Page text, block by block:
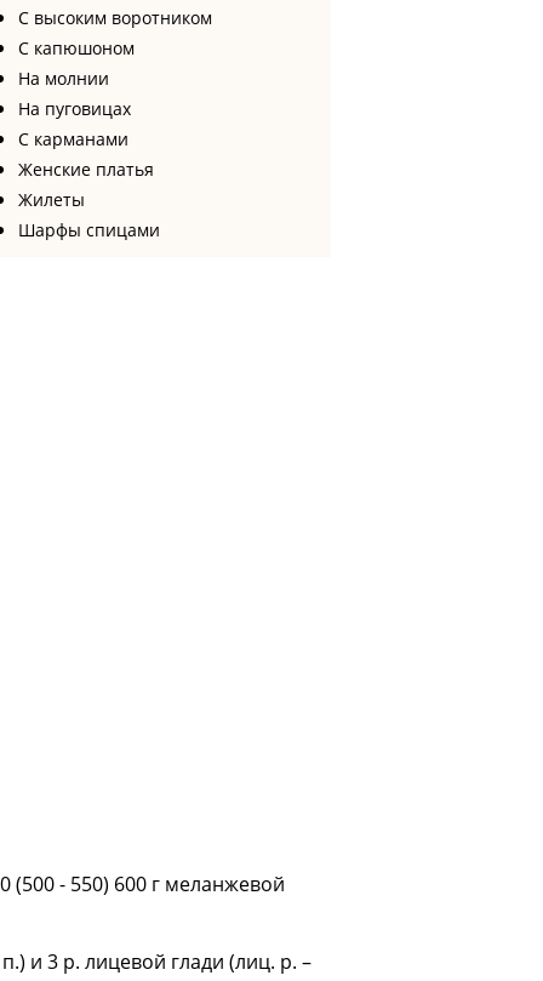
С высоким воротником
С капюшоном
На молнии
На пуговицах
С карманами
Женские платья
Жилеты
Шарфы спицами
(500 - 550) 600 г меланжевой
и 3 р. лицевой глади (лиц. р. –